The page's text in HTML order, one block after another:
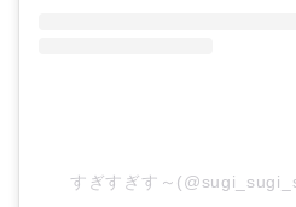
すぎすぎす～